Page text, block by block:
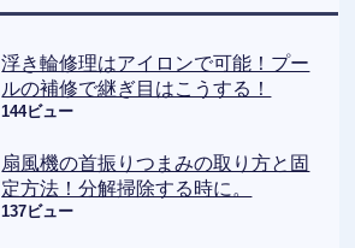
浮き輪修理はアイロンで可能！プー
ルの補修で継ぎ目はこうする！
144ビュー
扇風機の首振りつまみの取り方と固
定方法！分解掃除する時に。
137ビュー